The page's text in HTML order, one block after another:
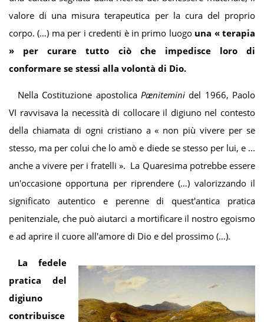
valore di una misura terapeutica per la cura del proprio
corpo. (…) ma per i credenti è in primo luogo una « terapia
» per curare tutto ciò che impedisce loro di
conformare se stessi alla volontà di Dio.
Nella Costituzione apostolica Pænitemini del 1966, Paolo
VI ravvisava la necessità di collocare il digiuno nel contesto
della chiamata di ogni cristiano a « non più vivere per se
stesso, ma per colui che lo amò e diede se stesso per lui, e ...
anche a vivere per i fratelli ». La Quaresima potrebbe essere
un'occasione opportuna per riprendere (…) valorizzando il
significato autentico e perenne di quest'antica pratica
penitenziale, che può aiutarci a mortificare il nostro egoismo
e ad aprire il cuore all'amore di Dio e del prossimo (…).
La fedele
pratica del
digiuno
contribuisce